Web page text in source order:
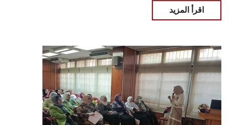
اقرأ المزيد